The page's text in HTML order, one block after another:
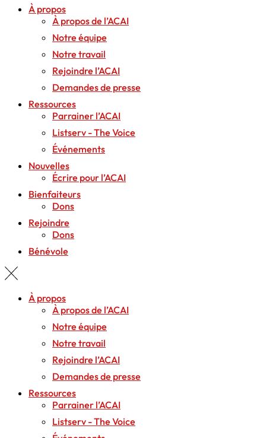
À propos
À propos de l’ACAI
Notre équipe
Notre travail
Rejoindre l’ACAI
Demandes de presse
Ressources
Parrainer l’ACAI
Listserv - The Voice
Événements
Nouvelles
Écrire pour l’ACAI
Bienfaiteurs
Dons
Rejoindre
Dons
Bénévole
À propos
À propos de l’ACAI
Notre équipe
Notre travail
Rejoindre l’ACAI
Demandes de presse
Ressources
Parrainer l’ACAI
Listserv - The Voice